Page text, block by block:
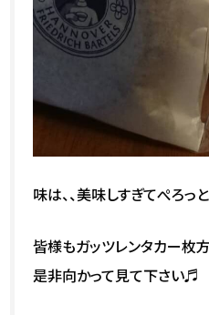
味は、、美味しすぎてぺろ
皆様もガッツレンタカー枚
是非向かって見て下さい♬